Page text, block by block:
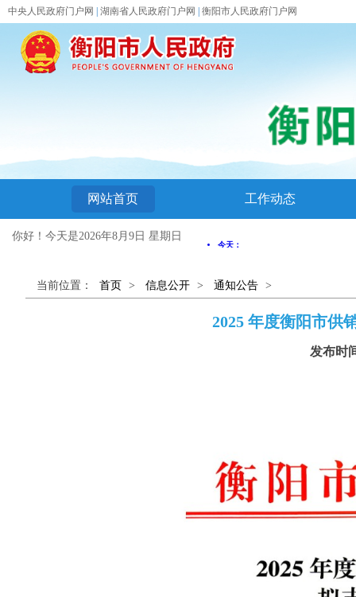
中央人民政府门户网 湖南省人民政府门户网 衡阳市人民政府门户网
网站首页 工作动态
你好！今天是2026年8月9日 星期日
当前位置： 首页 > 信息公开 > 通知公告 >
2025 年度衡阳市供
发布时